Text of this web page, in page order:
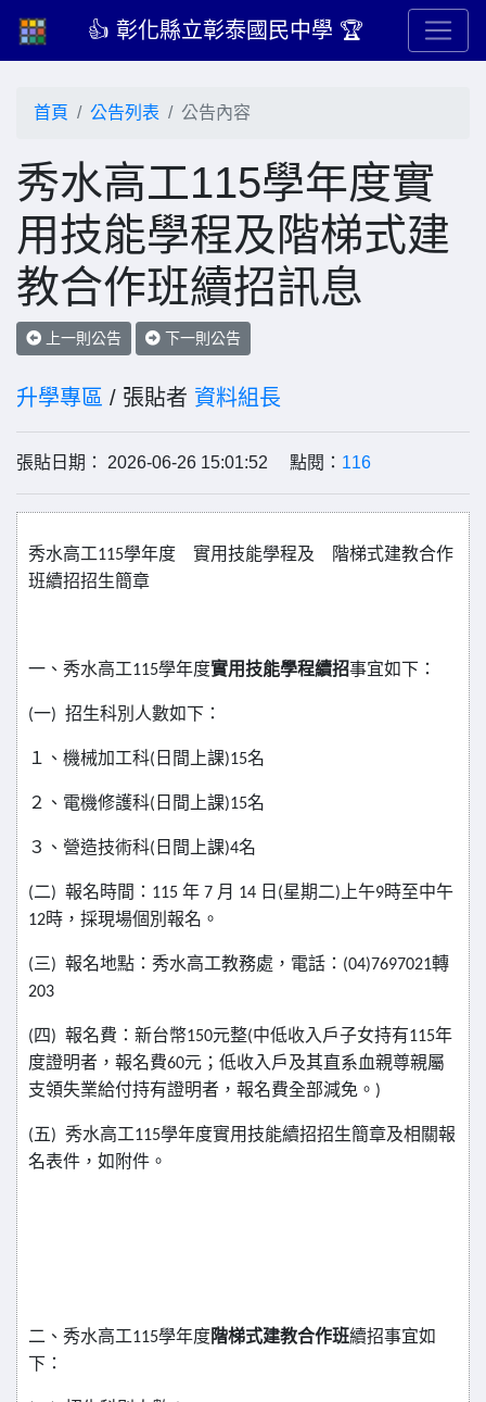
👍 彰化縣立彰泰國民中學 🏆
首頁 公告列表 公告內容
秀水高工115學年度實
用技能學程及階梯式建
教合作班續招訊息
上一則公告 下一則公告
升學專區 / 張貼者 資料組長
張貼日期： 2026-06-26 15:01:52 點閱： 116
秀水高工115學年度 實用技能學程及 階梯式建教合作
班續招招生簡章
一、秀水高工115學年度實用技能學程續招事宜如下：
(一) 招生科別人數如下：
１、機械加工科( 日間上課)15名
２、電機修護科( 日間上課)15名
３、營造技術科( 日間上課)4名
(二) 報名時間： 115 年 7 月 14 日 (星期二)上午9時至中午
12時，採現場個別報名。
(三) 報名地點：秀水高工教務處，電話： (04)7697021轉
203
(四) 報名費：新台幣150元整(中低收入戶子女持有115年
度證明者，報名費60元；低收入戶及其直系血親尊親屬
支領失業給付持有證明者，報名費全部減免。 )
(五) 秀水高工115學年度實用技能續招招生簡章及相關報
名表件，如附件。
二、秀水高工115學年度 階梯式建教合作班續招事宜如
下：